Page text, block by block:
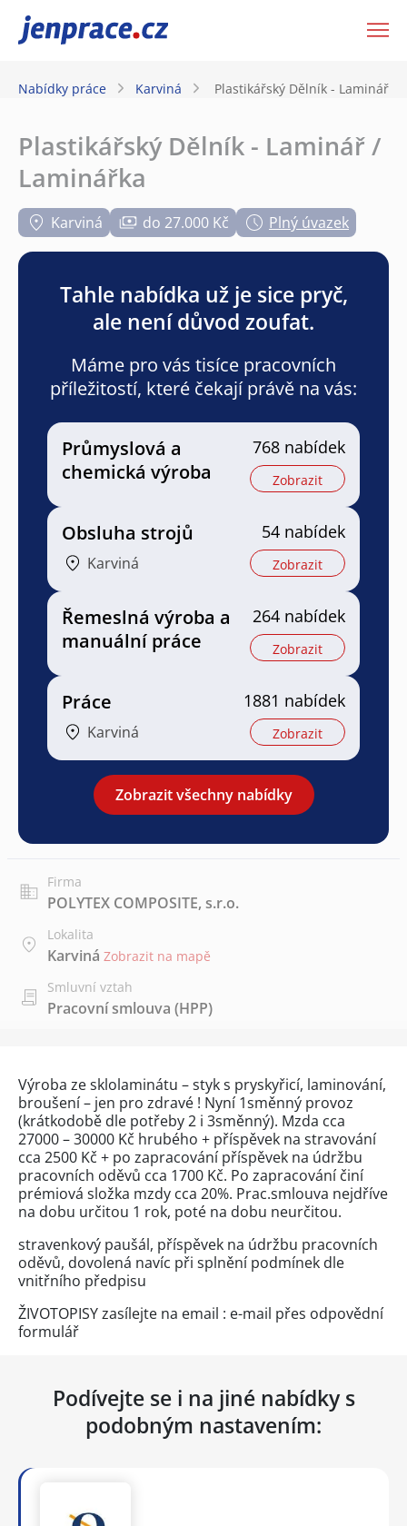
JenPráce.cz
Nabídky práce Karviná Plastikářský Dělník - Laminář /
Plastikářský Dělník - Laminář /
Laminářka
Karviná do 27.000 Kč Plný úvazek
Tahle nabídka už je sice pryč,
ale není důvod zoufat.
Máme pro vás tisíce pracovních
příležitostí, které čekají právě na vás:
Průmyslová a
chemická výroba
768 nabídek
Zobrazit
Obsluha strojů
Karviná
54 nabídek
Zobrazit
Řemeslná výroba a
manuální práce
264 nabídek
Zobrazit
Práce
Karviná
1881 nabídek
Zobrazit
Zobrazit všechny nabídky
Firma
POLYTEX COMPOSITE, s.r.o.
Lokalita
Karviná Zobrazit na mapě
Smluvní vztah
Pracovní smlouva (HPP)
Výroba ze sklolaminátu – styk s pryskyřicí, laminování,
broušení – jen pro zdravé ! Nyní 1směnný provoz
(krátkodobě dle potřeby 2 i 3směnný). Mzda cca
27000 – 30000 Kč hrubého + příspěvek na stravování
cca 2500 Kč + po zapracování příspěvek na údržbu
pracovních oděvů cca 1700 Kč. Po zapracování činí
prémiová složka mzdy cca 20%. Prac.smlouva nejdříve
na dobu určitou 1 rok, poté na dobu neurčitou.
stravenkový paušál, příspěvek na údržbu pracovních
oděvů, dovolená navíc při splnění podmínek dle
vnitřního předpisu
ŽIVOTOPISY zasílejte na email : e-mail přes odpovědní
formulář
Podívejte se i na jiné nabídky s
podobným nastavením: